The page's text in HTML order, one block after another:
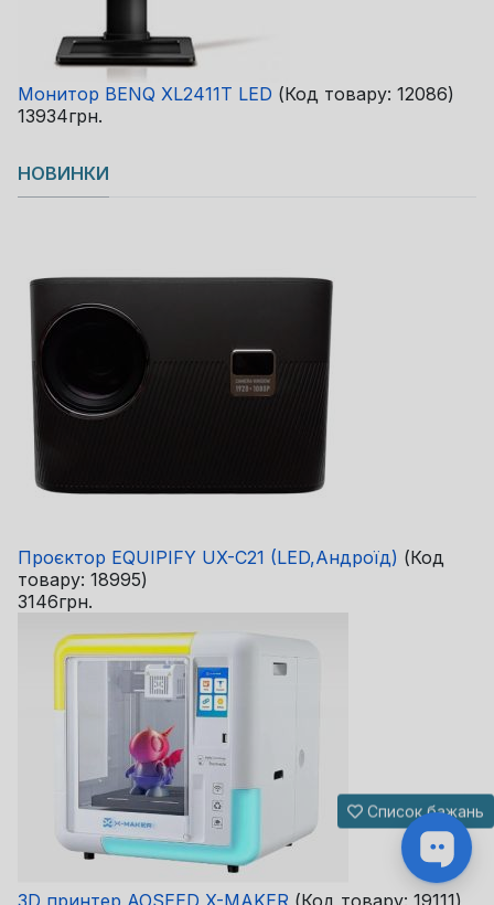
Монитор BENQ XL2411T LED (Код товару: 12086)
13934грн.
НОВИНКИ
Проєктор EQUIPIFY UX-C21 (LED,Андроїд) (Код
товару: 18995)
3146грн.
3D принтер AOSEED X-MAKER (Код товару: 19111)
Список бажань